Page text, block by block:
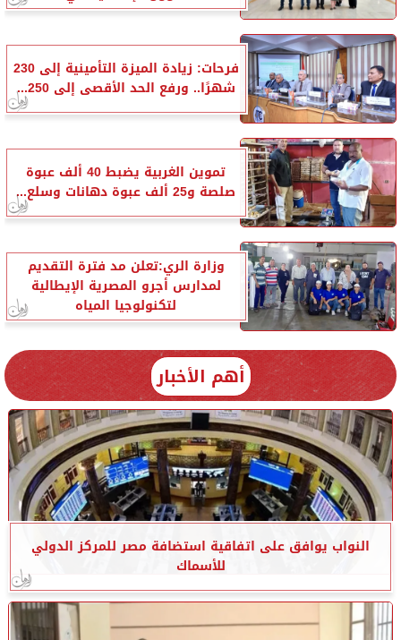
فرحات: زيادة الميزة التأمينية إلى 230
شهرًا.. ورفع الحد الأقصى إلى 250...
تموين الغربية يضبط 40 ألف عبوة
صلصة و25 ألف عبوة دهانات وسلع...
وزارة الري:تعلن مد فترة التقديم
لمدارس أجرو المصرية الإيطالية
لتكنولوجيا المياه
أهم الأخبار
النواب يوافق على اتفاقية استضافة مصر للمركز الدولي
للأسماك